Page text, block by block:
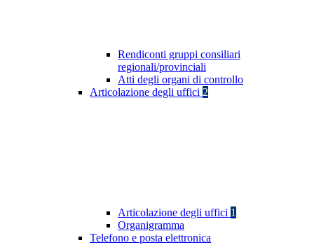
Rendiconti gruppi consiliari
regionali/provinciali
Atti degli organi di controllo
Articolazione degli uffici 2
Articolazione degli uffici 1
Organigramma
Telefono e posta elettronica